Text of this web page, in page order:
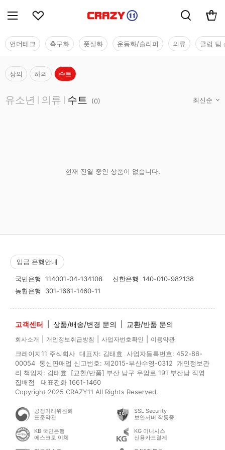
언더테크 축구화 풋살화 운동화/슬리퍼 의류 클럽 팀
상의 하의 수트
유소년 의류 수트 (0)
현재 진열 중인 상품이 없습니다.
입금 은행안내
국민은행 114001-04-134108 신한은행 140-010-982138
농협은행 301-1661-1460-11
고객센터 상품/배송/변경 문의 교환/반품 문의
회사소개 개인정보취급방침 사업자번호확인 이용약관
크레이지11 주식회사 대표자: 김태효 사업자등록번호: 452-86-
00054 통신판매업 신고번호: 제2015-부산수영-0312 개인정보관
리 책임자: 김태효 [교환/반품] 부산 남구 우암로 191 부산남 직영
집배점 대표전화 1661-1460
Copyright 2025 CRAZY11 All Rights Reserved.
공정거래위원회
표준약관
SSL Security
보안서버 작동중
KB 국민은행
에스크로 이체
KG 이니시스
신용카드결제